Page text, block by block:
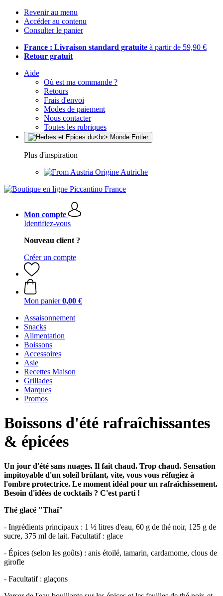
Revenir au menu
Accéder au contenu
Consulter le panier
France : Livraison standard gratuite à partir de 59,90 €
Retour gratuit
Aide
Où est ma commande ?
Retours
Frais d'envoi
Modes de paiement
Nous contacter
Toutes les rubriques
Plus d'inspiration
Origine Autriche
Mon compte
Identifiez-vous
Nouveau client ?
Créer un compte
Mon panier 0,00 €
Assaisonnement
Snacks
Alimentation
Boissons
Accessoires
Asie
Recettes Maison
Grillades
Marques
Promos
Boissons d'été rafraîchissantes
& épicées
Un jour d'été sans nuages. Il fait chaud. Trop chaud. Sensation
impitoyable d'un soleil brûlant, vite, vous vous réfugiez à
l'ombre protectrice. Le moment idéal pour un rafraîchissement.
Besoin d'idées de cocktails ? C'est parti !
Thé glacé "Thaï"
- Ingrédients principaux : 1 ½ litres d'eau, 60 g de thé noir, 125 g de
sucre, 375 ml de lait. Facultatif : glace
- Épices (selon les goûts) : anis étoilé, tamarin, cardamome, clous de
girofle
- Facultatif : glaçons